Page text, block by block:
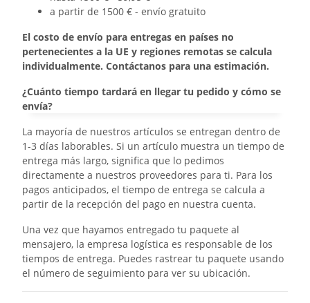
a partir de 1500 € - envío gratuito
El costo de envío para entregas en países no
pertenecientes a la UE y regiones remotas se calcula
individualmente. Contáctanos para una estimación.
¿Cuánto tiempo tardará en llegar tu pedido y cómo se
envía?
La mayoría de nuestros artículos se entregan dentro de
1-3 días laborables. Si un artículo muestra un tiempo de
entrega más largo, significa que lo pedimos
directamente a nuestros proveedores para ti. Para los
pagos anticipados, el tiempo de entrega se calcula a
partir de la recepción del pago en nuestra cuenta.
Una vez que hayamos entregado tu paquete al
mensajero, la empresa logística es responsable de los
tiempos de entrega. Puedes rastrear tu paquete usando
el número de seguimiento para ver su ubicación.